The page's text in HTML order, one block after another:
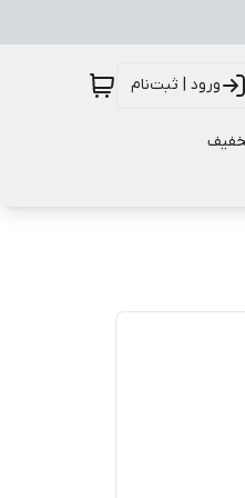
ورود | ثبت‌نام